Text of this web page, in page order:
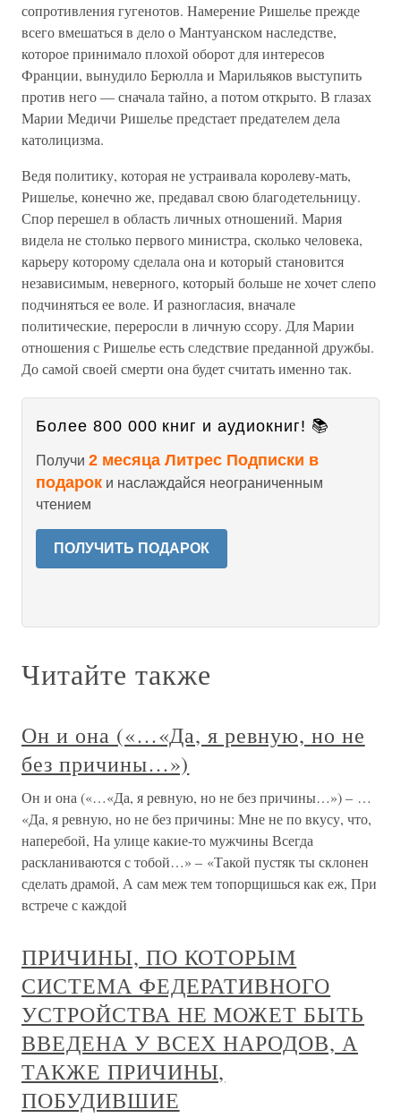
сопротивления гугенотов. Намерение Ришелье прежде
всего вмешаться в дело о Мантуанском наследстве,
которое принимало плохой оборот для интересов
Франции, вынудило Берюлла и Марильяков выступить
против него — сначала тайно, а потом открыто. В глазах
Марии Медичи Ришелье предстает предателем дела
католицизма.
Ведя политику, которая не устраивала королеву-мать,
Ришелье, конечно же, предавал свою благодетельницу.
Спор перешел в область личных отношений. Мария
видела не столько первого министра, сколько человека,
карьеру которому сделала она и который становится
независимым, неверного, который больше не хочет слепо
подчиняться ее воле. И разногласия, вначале
политические, переросли в личную ссору. Для Марии
отношения с Ришелье есть следствие преданной дружбы.
До самой своей смерти она будет считать именно так.
Более 800 000 книг и аудиокниг! 📚
Получи 2 месяца Литрес Подписки в
подарок и наслаждайся неограниченным
чтением
ПОЛУЧИТЬ ПОДАРОК
Читайте также
Он и она («…«Да, я ревную, но не
без причины…»)
Он и она («…«Да, я ревную, но не без причины…») – …
«Да, я ревную, но не без причины: Мне не по вкусу, что,
наперебой, На улице какие-то мужчины Всегда
раскланиваются с тобой…» – «Такой пустяк ты склонен
сделать драмой, А сам меж тем топорщишься как еж, При
встрече с каждой
ПРИЧИНЫ, ПО КОТОРЫМ
СИСТЕМА ФЕДЕРАТИВНОГО
УСТРОЙСТВА НЕ МОЖЕТ БЫТЬ
ВВЕДЕНА У ВСЕХ НАРОДОВ, А
ТАКЖЕ ПРИЧИНЫ,
ПОБУДИВШИЕ